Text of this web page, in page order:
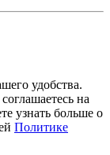
удобства.
на
узнать больше о
Политике